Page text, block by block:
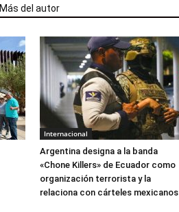
Más del autor
Internacional
Argentina designa a la banda
«Chone Killers» de Ecuador como
organización terrorista y la
relaciona con cárteles mexicanos